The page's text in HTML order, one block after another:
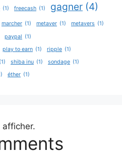
(1) freecash (1) gagner (4)
marcher (1) metaver (1) metavers (1)
paypal (1)
play to earn (1) ripple (1)
(1) shiba inu (1) sondage (1)
éther (1)
afficher.